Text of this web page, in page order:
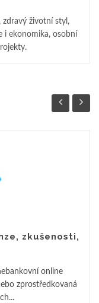
zdravý životní styl,
i ekonomika, osobní
zkušenosti,
online
zprostředkovaná